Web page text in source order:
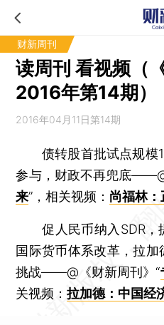
财新周刊
读周刊 看视频（
2016年第14期）
2016年04月11日第14期
债转股首批试点规模1
参与，财政不再兜底
来”，相关视频： 尚福林
促人民币纳入SDR，
国际货币体系改革，拉
挑战——@《财新周刊》“
关视频：拉加德：中国经